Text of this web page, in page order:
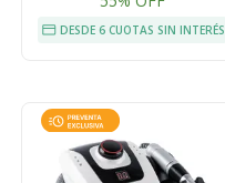
DESDE 6 CUOTAS SIN INTERÉS